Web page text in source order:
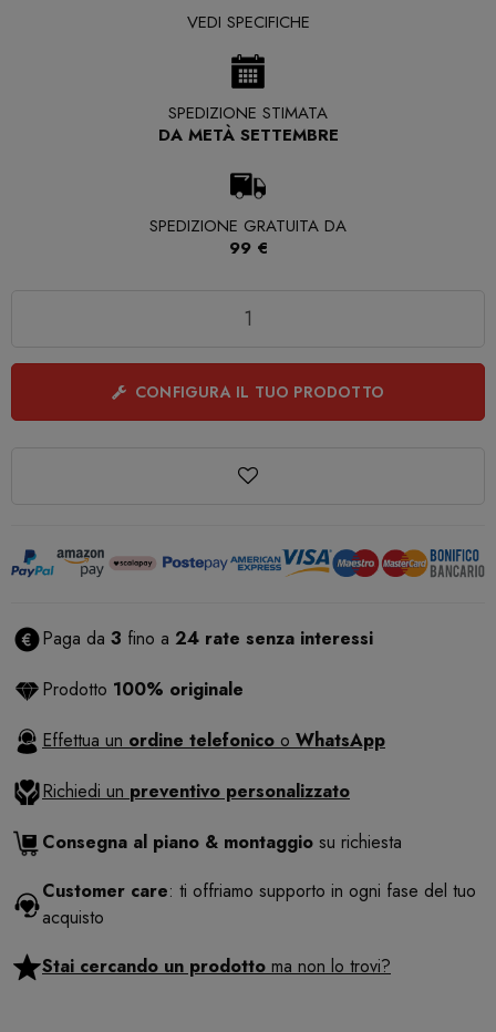
VEDI SPECIFICHE
SPEDIZIONE STIMATA
DA METÀ SETTEMBRE
SPEDIZIONE GRATUITA DA
99 €
CONFIGURA IL TUO PRODOTTO
Paga da 3 fino a 24 rate senza interessi
Prodotto 100% originale
Effettua un ordine telefonico o WhatsApp
Richiedi un preventivo personalizzato
Consegna al piano & montaggio su richiesta
Customer care: ti offriamo supporto in ogni fase del tuo
acquisto
Stai cercando un prodotto ma non lo trovi?